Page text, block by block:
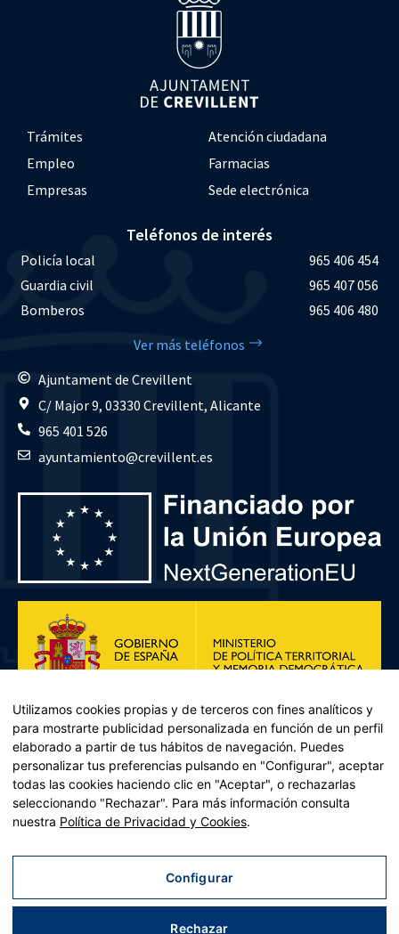
Trámites
Atención ciudadana
Empleo
Farmacias
Empresas
Sede electrónica
Teléfonos de interés
Policía local
965 406 454
Guardia civil
965 407 056
Bomberos
965 406 480
Ver más teléfonos
Ajuntament de Crevillent
C/ Major 9, 03330 Crevillent, Alicante
965 401 526
ayuntamiento@crevillent.es
Plan de Recuperación, Transformación y Resiliencia – Financiado por
Recuperación y resiliencia, establecido por el Reglamento (UE)
2021/241 del Parlamento Europeo y del Consejo, de 12 de febrero
Utilizamos cookies propias y de terceros con fines analíticos y
para mostrarte publicidad personalizada en función de un perfil
elaborado a partir de tus hábitos de navegación. Puedes
personalizar tus preferencias pulsando en "Configurar", aceptar
todas las cookies haciendo clic en "Aceptar", o rechazarlas
seleccionando "Rechazar". Para más información consulta
nuestra Política de Privacidad y Cookies.
Configurar
Rechazar